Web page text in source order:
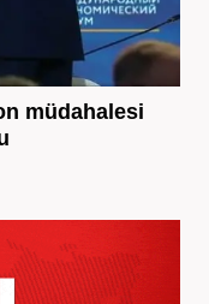
müdahalesi